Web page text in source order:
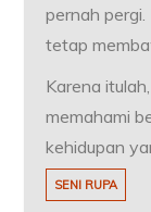
pernah
tetap
Karena
memahami
kehidupan
SENI RUPA